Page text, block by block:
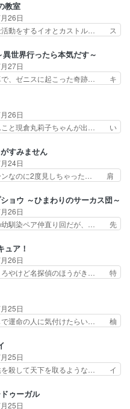
イドル伝説恋太郎ファミリ
木路佐ウル子役で出演いたしま
幼女！アイマスの市原… 遼河は
も軽視するタイプの… 4つのス
墓を捜索中、遼河… 村正はそん
いエピソードあ… 気持ちよくし
を日本に奪… 予言で正体がバレ
は出来な… 村正の墓、アニメで
な。ア…
教室
26日
活動をするイオとカストル… ス
点は、魔法の制御が出… 椋鳥の
惑がられてない？… キングコ
牡羊座のアルデ… スピカ・イ
う組み合わせ。… 有り余るパワ
てきてるな… イキりカストルは
スピカな… 鏡の世界への突入と
イトル…
世界行ったら本気だす～
27日
で、ゼニスに起こった奇跡… キ
囁きwクリフとエリナ… 悪魔の
いwおい、1番重要… ゼニスも
良い方向に進んで… 第５話を
ました。視聴に… クリフとエリ
ディ君釣り… ルーデウスにシル
シーとの… 離れ離れになったり
望の大…
26日
こと現倉丸莉子ちゃんが出… い
とは...なんぞ… テンポの良いボ
わせつつ、… この作品、ストー
にも全く… 家で机に向かってる
か、ラ… お姉ちゃんと話せ
うのだ… 息をするかのように3
ララの王子様探しが本格的
…
すみません
24日
ンなのに2度見しちゃった… 肩
ね！糸と類を助けよう… 類の面
そう糸は誰とでも… 源くんを
糸と周りの出来事… 源くん、甘
思ったよりラブ… 糸ちゃんのま
ますヤング… でも央太と親しく
を拒んで… ゴメス（カエル）外
か(*…
ョウ ～ひまわりのサーカス団～
26日
幼馴染ペア仲直り回だが、… 先
いコメディアニメだな。… 水着
ゃない！これは時代背… 今回は
ちゃん担当回。これ… 伊万里さ
水着回ね。瑞佳ち… 売り上げが
佳がヒモカス… 伊万里ちゃんの
を抱えなが… 第４話をｄアニメ
した。視…
ュア！
26日
ろやけど名探偵のほうがき… 特
間には自分が未来から… の活
のはおおよその流れだ… キュア
＆初戦闘。プリキュ… キュアエ
力を制御できない… キュアエク
ちょっ… バカおもろいやん
やんけ… しかも実質的にエク
ルであ…
25日
で運命の人に気付けたらい… 柚
と甘い夢、理想の天国… 玲夜さ
ですこの世に数多い… 玲夜のお
ったことに驚きを… 主人公自分
さすぎやしまた… ヨミツガと
愛いしこの… ユキノさんから玲
25日
を殺して天下を取るような… イ
に、予想外の引きシン… これっ
のは"ユルの物語"… デラさんの
ゥーガル
25日